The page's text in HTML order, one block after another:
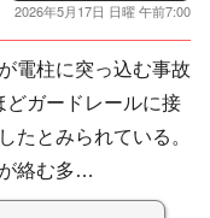
2026年5月17日 日曜 午前7:00
電柱に突っ込む事故
どガードレールに接
たとみられている。
絡む多…